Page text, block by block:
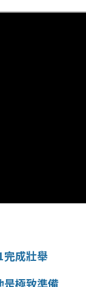
完成壯舉
是極致準備